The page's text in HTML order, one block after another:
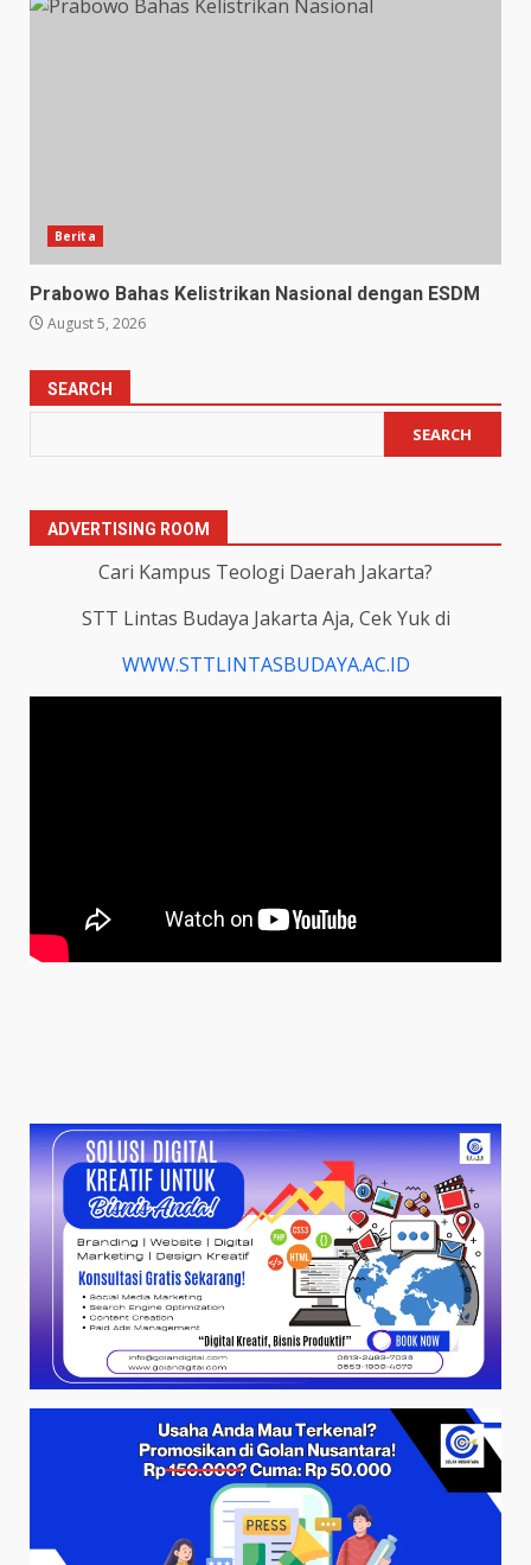
Berita
Prabowo Bahas Kelistrikan Nasional dengan ESDM
August 5, 2026
SEARCH
SEARCH
ADVERTISING ROOM
Cari Kampus Teologi Daerah Jakarta?
STT Lintas Budaya Jakarta Aja, Cek Yuk di
WWW.STTLINTASBUDAYA.AC.ID